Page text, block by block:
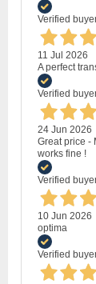
Verified
11 Jul 2026
A perfect
Verified
24 Jun 2026
Great price -
works fine !
Verified
10 Jun 2026
optima
Verified